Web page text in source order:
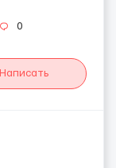
0
Написать